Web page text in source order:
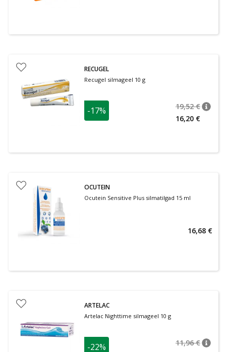
RECUGEL
Recugel silmageel 10 g
-17% 19,52 €
16,20 €
OCUTEIN
Ocutein Sensitive Plus silmatilgad 15 ml
16,68 €
ARTELAC
Artelac Nighttime silmageel 10 g
-22% 11,96 €